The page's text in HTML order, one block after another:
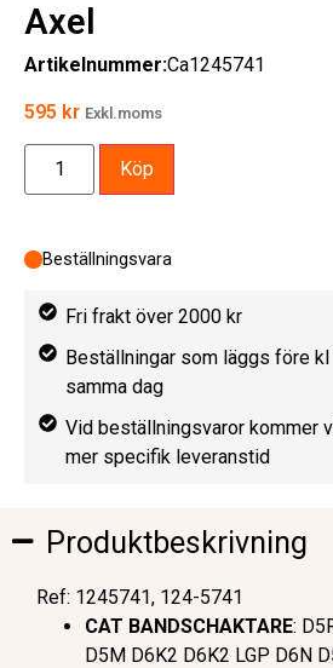
Axel
Artikelnummer:Ca1245741
595 kr Exkl.moms
Beställningsvara
Köp
Fri frakt över 2000 kr
Beställningar som läggs före
samma dag
Vid beställningsvaror kommer
mer specifik leveranstid
Produktbeskrivning
Ref: 1245741, 124-5741
CAT BANDSCHAKTARE:
D5M D6K2 D6K2 LGP D6N